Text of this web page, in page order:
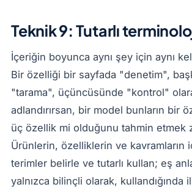
Teknik 9: Tutarlı
İçeriğin boyunca aynı şey için aynı
Bir özelliği bir sayfada "denetim",
"tarama", üçüncüsünde "kontrol"
adlandırırsan, bir model bunların bir
üç özellik mi olduğunu tahmin etmek
Ürünlerin, özelliklerin ve kavramların
terimler belirle ve tutarlı kullan; eş
yalnızca bilinçli olarak, kullandığında